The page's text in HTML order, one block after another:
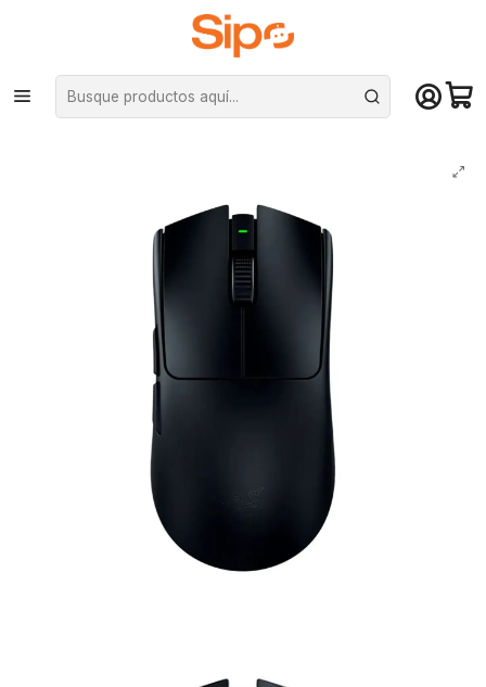
¡Compra hasta mediodía y recibe hoy! De lunes a sábado en el gran
Santiago. Envío gratis desde $29.990
Inicio Computación y Gamers Mouse
Mouse Gamer Razer Viper V3 Pro Óptico 35.000DPI inalámbrico